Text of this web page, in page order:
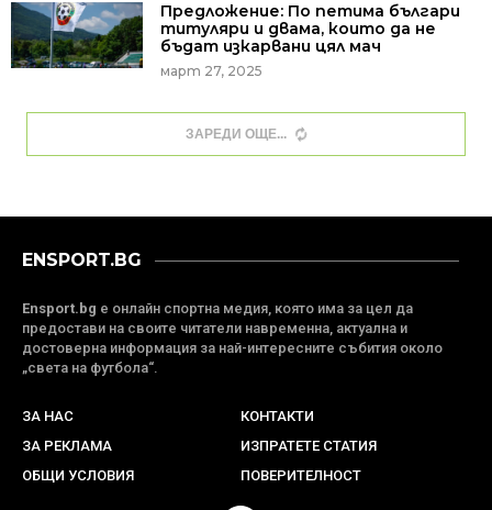
Предложение: По петима българи
титуляри и двама, които да не
бъдат изкарвани цял мач
март 27, 2025
ЗАРЕДИ ОЩЕ
ENSPORT.BG
Ensport.bg е онлайн спортна медия, която има за цел да
предостави на своите читатели навременна, актуална и
достоверна информация за най-интересните събития около
„света на футбола“.
ЗА НАС
КОНТАКТИ
ЗА РЕКЛАМА
ИЗПРАТЕТЕ СТАТИЯ
ОБЩИ УСЛОВИЯ
ПОВЕРИТЕЛНОСТ